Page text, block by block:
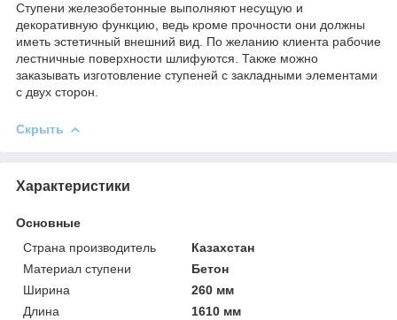
Ступени железобетонные выполняют несущую и
декоративную функцию, ведь кроме прочности они должны
иметь эстетичный внешний вид. По желанию клиента рабочие
лестничные поверхности шлифуются. Также можно
заказывать изготовление ступеней с закладными элементами
с двух сторон.
Скрыть
Характеристики
Основные
Страна производитель
Казахстан
Материал ступени
Бетон
Ширина
260 мм
Длина
1610 мм